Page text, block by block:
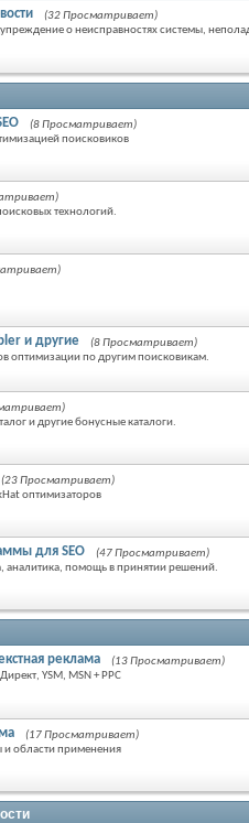
(32 Просматривает)
о неисправностях системы,
(8 Просматривает)
поисковиков
технологий.
и другие
(8 Просматривает)
оптимизации по другим поисковикам.
и другие бонусные каталоги.
(23 Просматривает)
оптимизаторов
для SEO
(47 Просматривает)
аналитика, помощь в принятии решений.
реклама
(13 Просматривает)
YSM, MSN + PPC
(17 Просматривает)
и области применения